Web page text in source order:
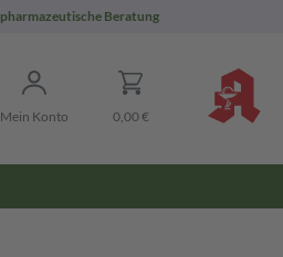
pharmazeutische Beratung
Mein Konto 0,00 €